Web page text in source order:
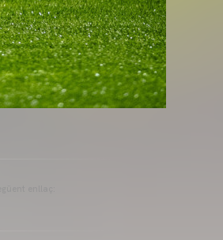
enllaç: